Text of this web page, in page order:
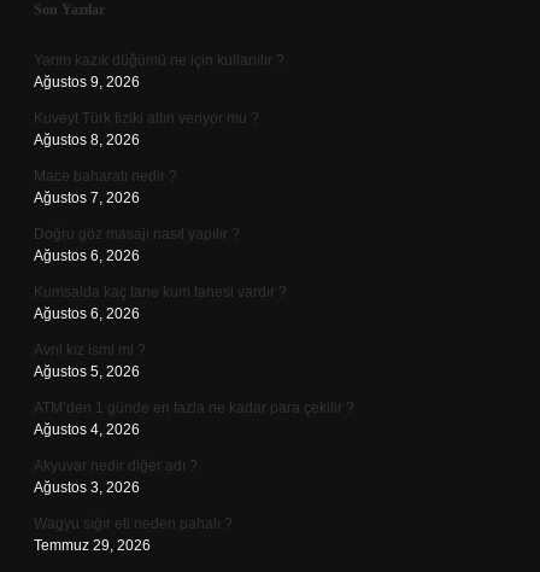
Sidebar
Son Yazılar
Yarım kazık düğümü ne için kullanılır ?
Ağustos 9, 2026
Kuveyt Türk fiziki altın veriyor mu ?
Ağustos 8, 2026
Mace baharatı nedir ?
Ağustos 7, 2026
Doğru göz masajı nasıl yapılır ?
Ağustos 6, 2026
Kumsalda kaç tane kum tanesi vardır ?
Ağustos 6, 2026
Avni kız ismi mi ?
Ağustos 5, 2026
ATM’den 1 günde en fazla ne kadar para çekilir ?
Ağustos 4, 2026
Akyuvar nedir diğer adı ?
Ağustos 3, 2026
Wagyu sığır eti neden pahalı ?
Temmuz 29, 2026